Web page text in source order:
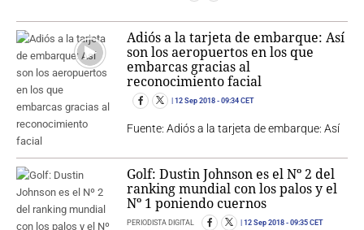
Adiós a la tarjeta de embarque: Así
son los aeropuertos en los que
embarcas gracias al
reconocimiento facial
12 Sep 2018 - 09:34 CET
Fuente: Adiós a la tarjeta de embarque: Así
Golf: Dustin Johnson es el Nº 2 del
ranking mundial con los palos y el
Nº 1 poniendo cuernos
PERIODISTA DIGITAL 12 Sep 2018 - 09:35 CET